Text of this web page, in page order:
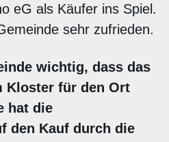
eG als Käufer ins Spiel.
sehr zufrieden.
wichtig, dass das
Kloster für den Ort
hat die
den Kauf durch die